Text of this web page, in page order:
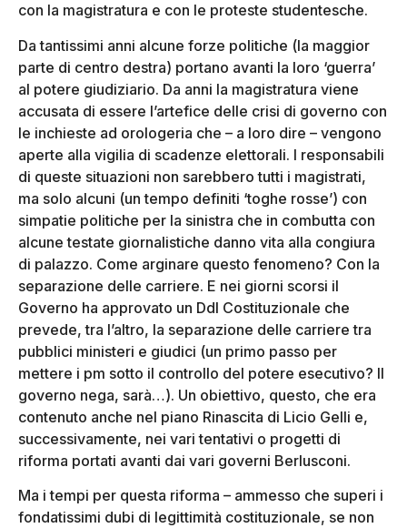
con la magistratura e con le proteste studentesche.
Da tantissimi anni alcune forze politiche (la maggior
parte di centro destra) portano avanti la loro ‘guerra’
al potere giudiziario. Da anni la magistratura viene
accusata di essere l’artefice delle crisi di governo con
le inchieste ad orologeria che – a loro dire – vengono
aperte alla vigilia di scadenze elettorali. I responsabili
di queste situazioni non sarebbero tutti i magistrati,
ma solo alcuni (un tempo definiti ‘toghe rosse’) con
simpatie politiche per la sinistra che in combutta con
alcune testate giornalistiche danno vita alla congiura
di palazzo. Come arginare questo fenomeno? Con la
separazione delle carriere. E nei giorni scorsi il
Governo ha approvato un Ddl Costituzionale che
prevede, tra l’altro, la separazione delle carriere tra
pubblici ministeri e giudici (un primo passo per
mettere i pm sotto il controllo del potere esecutivo? Il
governo nega, sarà…). Un obiettivo, questo, che era
contenuto anche nel piano Rinascita di Licio Gelli e,
successivamente, nei vari tentativi o progetti di
riforma portati avanti dai vari governi Berlusconi.
Ma i tempi per questa riforma – ammesso che superi i
fondatissimi dubi di legittimità costituzionale, se non